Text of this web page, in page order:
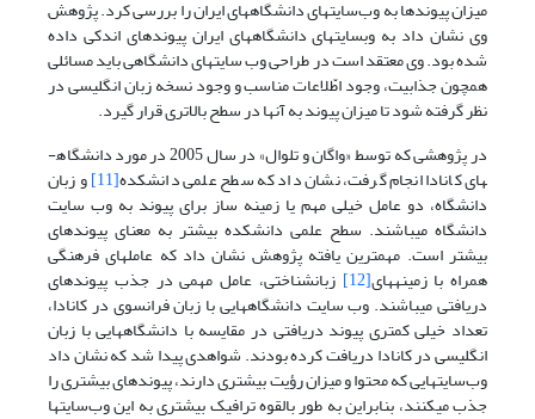
میزان پیوندها به وب‌سایتهای دانشگاه­های ایران را بررسی کرد. پژوهش
وی نشان داد به وب­سایتهای دانشگاه­های ایران پیوندهای اندکی داده
شده بود. وی معتقد است در طراحی وب سایتهای دانشگاهی باید مسائلی
همچون جذابیت، وجود اطّلاعات مناسب و وجود نسخه زبان انگلیسی در
نظر گرفته شود تا میزان پیوند به آنها در سطح بالاتری قرار گیرد.
در پ‍ژوهشی که توسط «واگان و تلوال» در سال 2005 در مورد دانشگاه­
های کانادا انجام گرفت، نشان داد که سطح علمی دانشکده[11] و زبان
دانشگاه، دو عامل خیلی مهم یا زمینه ساز برای پیوند به وب سایت
دانشگاه می­باشند. سطح علمی دانشکده بیشتر به معنای پیوندهای
بیشتر است. مهمترین یافته پژوهش نشان داد که عاملهای فرهنگی
همراه با زمینه­های[12] زبانشناختی، عامل مهمی در جذب پیوندهای
دریافتی می­باشند. وب سایت دانشگاه­هایی با زبان فرانسوی در کانادا،
تعداد خیلی کمتری پیوند دریافتی در مقایسه با دانشگاه­هایی با زبان
انگلیسی در کانادا دریافت کرده بودند. شواهدی پیدا شد که نشان داد
وب‌سایتهایی که محتوا و میزان رؤیت بیشتری دارند، پیوندهای بیشتری را
جذب می­کنند، بنابراین به طور بالقوه ترافیک بیشتری به این وب‌سایتها